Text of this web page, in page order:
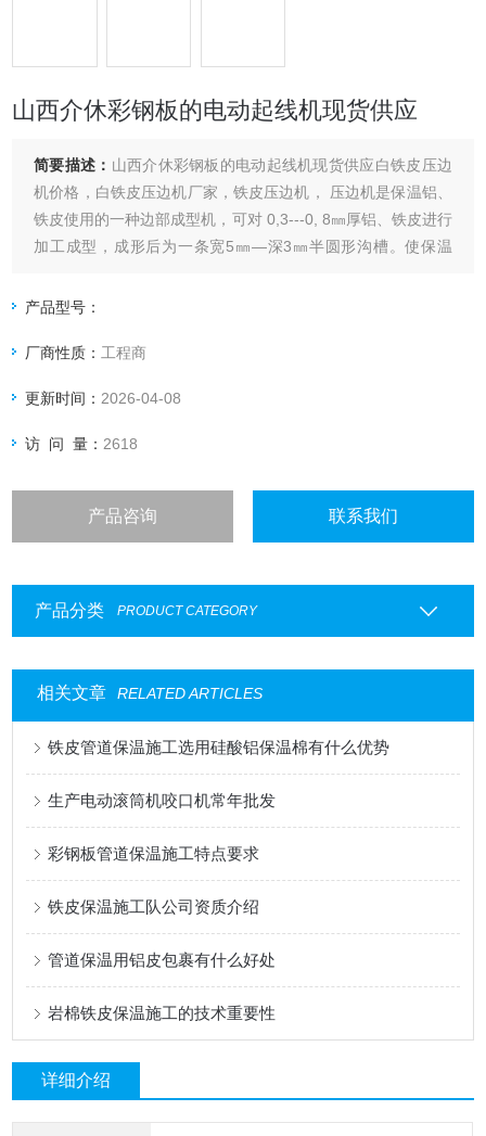
山西介休彩钢板的电动起线机现货供应
简要描述： 山西介休彩钢板的电动起线机现货供应白铁皮压边
机价格，白铁皮压边机厂家，铁皮压边机， 压边机是保温铝、
铁皮使用的一种边部成型机，可对 0,3---0, 8㎜厚铝、铁皮进行
加工成型，成形后为一条宽5㎜—深3㎜半圆形沟槽。使保温
咬口机，风管辘骨机
产品型号：
厂商性质： 工程商
更新时间： 2026-04-08
访 问 量： 2618
产品咨询 联系我们
产品分类 PRODUCT CATEGORY
相关文章 RELATED ARTICLES
铁皮管道保温施工选用硅酸铝保温棉有什么优势
生产电动滚筒机咬口机常年批发
彩钢板管道保温施工特点要求
铁皮保温施工队公司资质介绍
管道保温用铝皮包裹有什么好处
岩棉铁皮保温施工的技术重要性
详细介绍